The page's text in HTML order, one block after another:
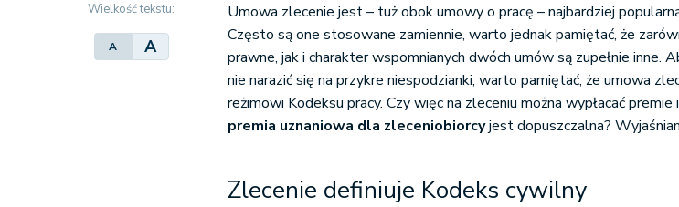
Wielkość tekstu:
A A
Umowa zlecenie jest – tuż obok umowy o pracę – najbardziej
Często są one stosowane zamiennie, warto jednak pamiętać, że
prawne, jak i charakter wspomnianych dwóch umów są zupełnie inne.
nie narazić się na przykre niespodzianki, warto pamiętać, że umowa
reżimowi Kodeksu pracy. Czy więc na zleceniu można wypłacać
premia uznaniowa dla zleceniobiorcyjest dopuszczalna?
Zlecenie definiuje Kodeks cywilny